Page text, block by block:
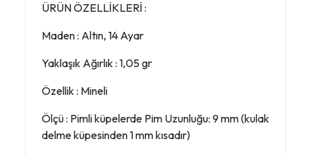
ÜRÜN ÖZELLİKLERİ :
Maden : Altın, 14 Ayar
Yaklaşık Ağırlık : 1,05 gr
Özellik : Mineli
Ölçü : Pimli küpelerde Pim Uzunluğu: 9 mm (kulak
delme küpesinden 1 mm kısadır)